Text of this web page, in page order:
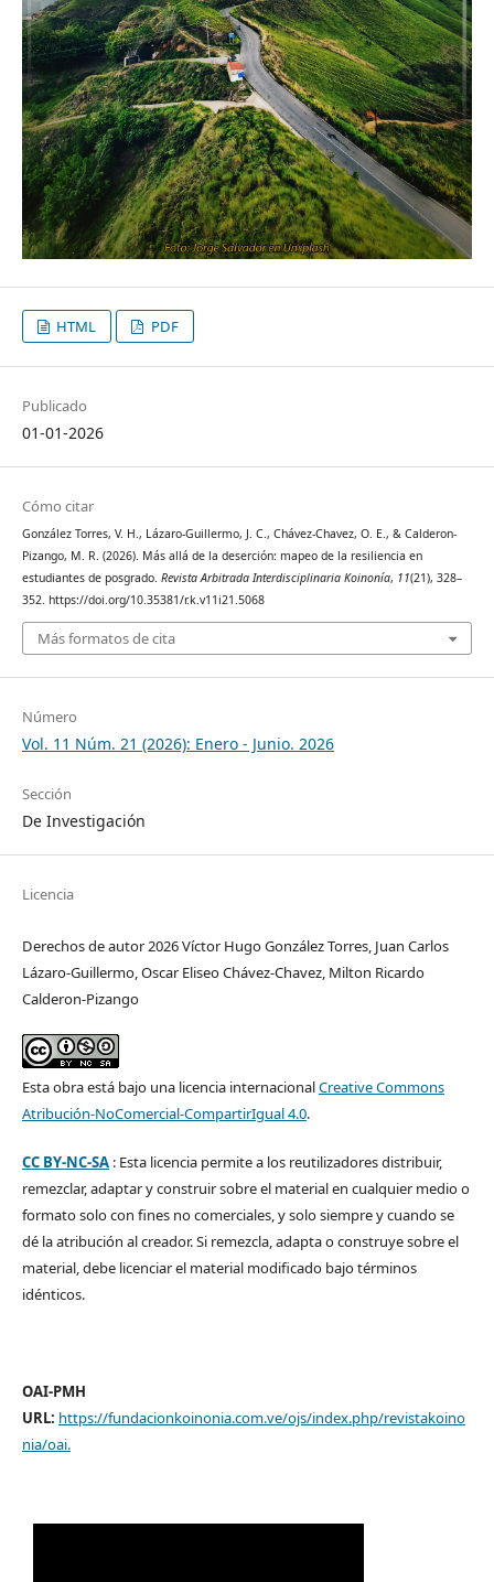
HTML PDF
Publicado
01-01-2026
Cómo citar
González Torres, V. H., Lázaro-Guillermo, J. C., Chávez-Chavez, O. E., & Calderon-
Pizango, M. R. (2026). Más allá de la deserción: mapeo de la resiliencia en
estudiantes de posgrado. Revista Arbitrada Interdisciplinaria Koinonía, 11(21), 328–
352. https://doi.org/10.35381/r.k.v11i21.5068
Más formatos de cita
Número
Vol. 11 Núm. 21 (2026): Enero - Junio. 2026
Sección
De Investigación
Licencia
Derechos de autor 2026 Víctor Hugo González Torres, Juan Carlos
Lázaro-Guillermo, Oscar Eliseo Chávez-Chavez, Milton Ricardo
Calderon-Pizango
Esta obra está bajo una licencia internacionalCreative Commons
Atribución-NoComercial-CompartirIgual 4.0.
CC BY-NC-SA: Esta licencia permite a los reutilizadores distribuir,
remezclar, adaptar y construir sobre el material en cualquier medio o
formato solo con fines no comerciales, y solo siempre y cuando se
dé la atribución al creador. Si remezcla, adapta o construye sobre el
material, debe licenciar el material modificado bajo términos
idénticos.
OAI-PMH
URL: https://fundacionkoinonia.com.ve/ojs/index.php/revistakoino
nia/oai.